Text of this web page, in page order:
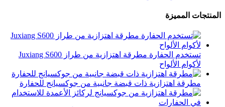
المنتجات المميزة
تستخدم الحفارة مطرقة اهتزازية من طراز Juxiang S600
لأكوام الألواح
مطرقة اهتزازية ذات قبضة جانبية من جوكسيانج للحفارة